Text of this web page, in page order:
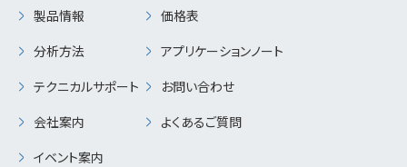
製品情報
分析方法
テクニカルサポート
会社案内
イベント案内
価格表
アプリケーションノート
お問い合わせ
よくあるご質問